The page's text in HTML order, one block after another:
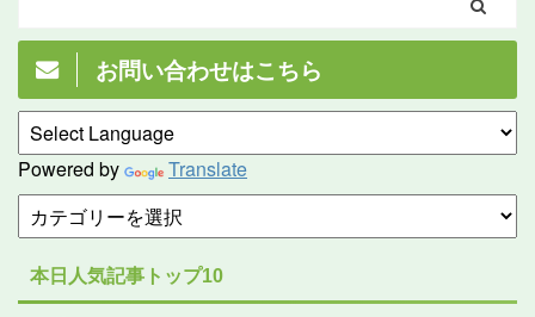
お問い合わせはこちら
Powered by Translate
本日人気記事トップ10